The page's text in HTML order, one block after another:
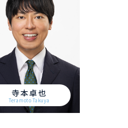
寺本卓也
Teramoto Takuya